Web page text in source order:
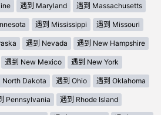
遇到 Maryland 遇到 Massachusetts
遇到 Mississippi 遇到 Missouri
遇到 Nevada 遇到 New Hampshire
遇到 New Mexico 遇到 New York
North Dakota 遇到 Ohio 遇到 Oklahoma
Pennsylvania 遇到 Rhode Island